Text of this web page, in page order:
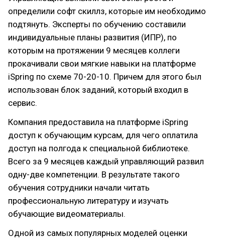
определили софт скиллз, которые им необходимо
подтянуть. Эксперты по обучению составили
индивидуальные планы развития (ИПР), по
которым на протяжении 9 месяцев коллеги
прокачивали свои мягкие навыки на платформе
iSpring по схеме 70-20-10. Причем для этого был
использован блок заданий, который входил в
сервис.
Компания предоставила на платформе iSpring
доступ к обучающим курсам, для чего оплатила
доступ на полгода к специальной библиотеке.
Всего за 9 месяцев каждый управляющий развил
одну-две компетенции. В результате такого
обучения сотрудники начали читать
профессиональную литературу и изучать
обучающие видеоматериалы.
Одной из самых популярных моделей оценки